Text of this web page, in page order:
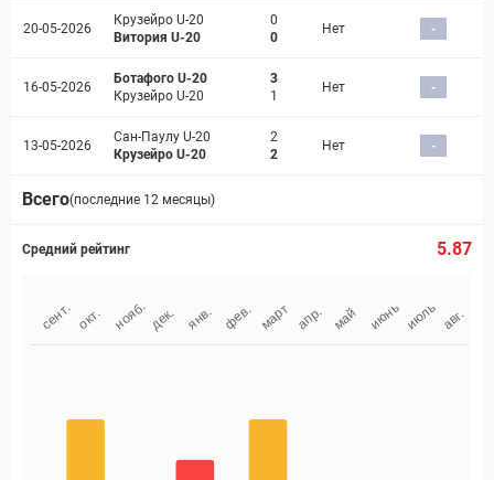
20-05-2026
Крузейро U-20
Витория U-20
0
0
Нет -
16-05-2026
Ботафого U-20
Крузейро U-20
3
1
Нет -
13-05-2026
Сан-Паулу U-20
Крузейро U-20
2
2
Нет -
Всего(последние 12 месяцы)
Средний рейтинг 5.87